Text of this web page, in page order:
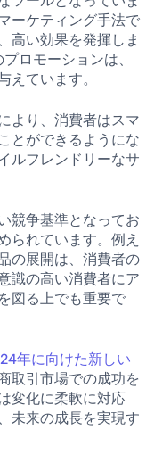
ーケティング手法で
高い効果を発揮しま
ロモーションは、
えています。
より、消費者はスマ
とができるようにな
ルフレンドリーなサ
競争基準となってお
られています。例え
の展開は、消費者の
識の高い消費者にア
図る上でも重要で
年に向けた新しい
取引市場での成功を
変化に柔軟に対応
未来の成長を実現す